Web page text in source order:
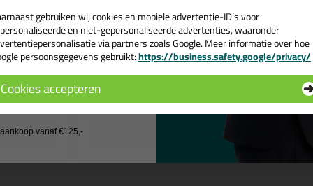
Productcategorie:
Afdekfolie
gebruiken wij cookies en mobiele advertentie-ID’s voor
en niet-gepersonaliseerde advertenties, waaronder
via partners zoals Google. Meer informatie over hoe
persoonsgegevens gebruikt:https://business.safety.google/privacy/
Cookies accepteren
de actiecode ›
geen cadeau
vanaf €125,-